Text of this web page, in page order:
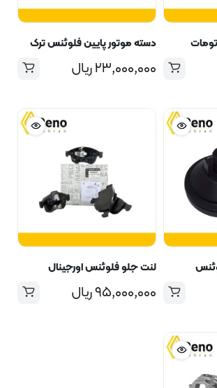
دسته موتور پایین فلوئنس ترک
۲۳,۰۰۰,۰۰۰ریال
لنت جلو فلوئنس اورجینال
۹۵,۰۰۰,۰۰۰ریال